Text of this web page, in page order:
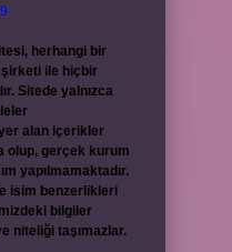
herhangi bir
şirketi ile hiçbir
Sitede yalnızca
alan içerikler
olup, gerçek kurum
yapılmamaktadır.
isim benzerlikleri
bilgiler
niteliği taşımazlar.